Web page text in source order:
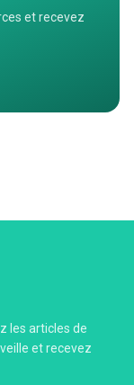
et recevez
les articles de
et recevez